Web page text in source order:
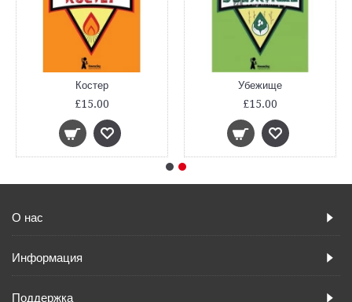
Костер
£15.00
Убежище
£15.00
О нас
Информация
Поддержка